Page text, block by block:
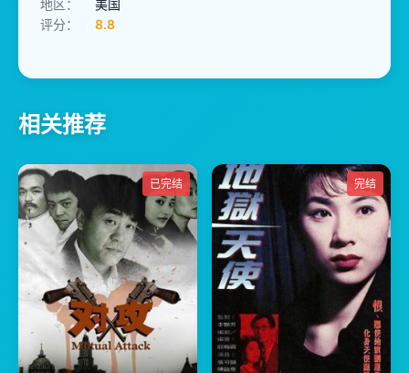
地区：
美国
评分：
8.8
相关推荐
已完结 完结